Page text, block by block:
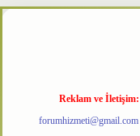
Reklam ve İletişim:
forumhizmeti@gmail.com